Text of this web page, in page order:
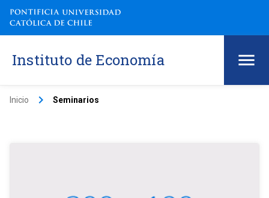
Instituto de Economía
Inicio keyboard_arrow_right Seminarios